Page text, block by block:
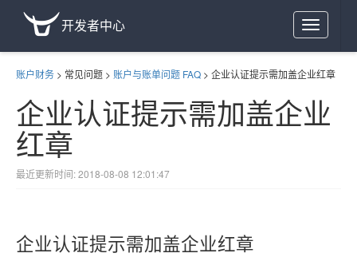
Toggle
navigation
开发者中心
账户财务 > 常见问题 > 账户与账单问题 FAQ > 企业认证提示需加盖企业红章
企业认证提示需加盖企业
红章
最近更新时间: 2018-08-08 12:01:47
企业认证提示需加盖企业红章